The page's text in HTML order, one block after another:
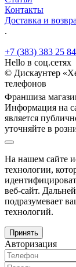
Контакты
Доставка и
.
+7 (383) 383 25 84
Hello в соц.сетях
© Дискаунтер
телефонов
Франшиза
Информация на
является
уточняйте в
На нашем сайте
технологии,
веб-сайт.
подразумевает
технологий.
Принять
Авторизация